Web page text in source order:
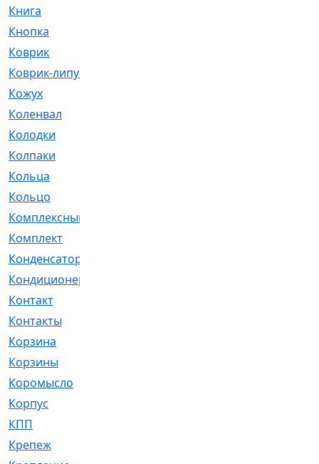
Книга
Кнопка
Коврик
Коврик-липучка
Кожух
Коленвал
Колодки
Колпаки
Кольца
Кольцо
Комплексный
Комплект
Конденсатор
Кондиционер
Контакт
Контакты
Корзина
Корзины
Коромысло
Корпус
КПП
Крепеж